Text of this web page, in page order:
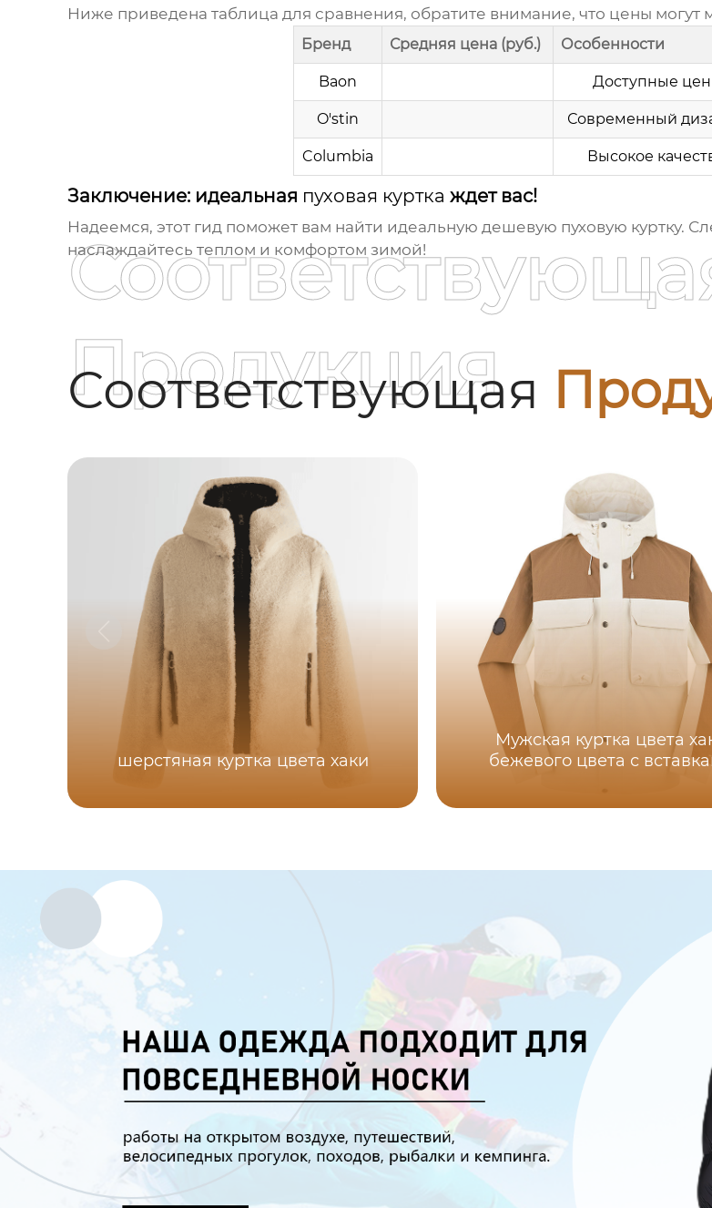
Ниже приведена таблица для сравнения, обратите внимание, что цены могут
Бренд Средняя цена (руб.) Особенности
Baon Доступные
O'stin Современный
Columbia Высокое
Заключение: идеальная пуховая куртка ждет вас!
Надеемся, этот гид поможет вам найти идеальную дешевую пуховую куртку.
наслаждайтесь теплом и комфортом зимой!
Соответствующая
Продукция
шерстяная куртка цвета хаки
Мужская куртка цвета
бежевого цвета с